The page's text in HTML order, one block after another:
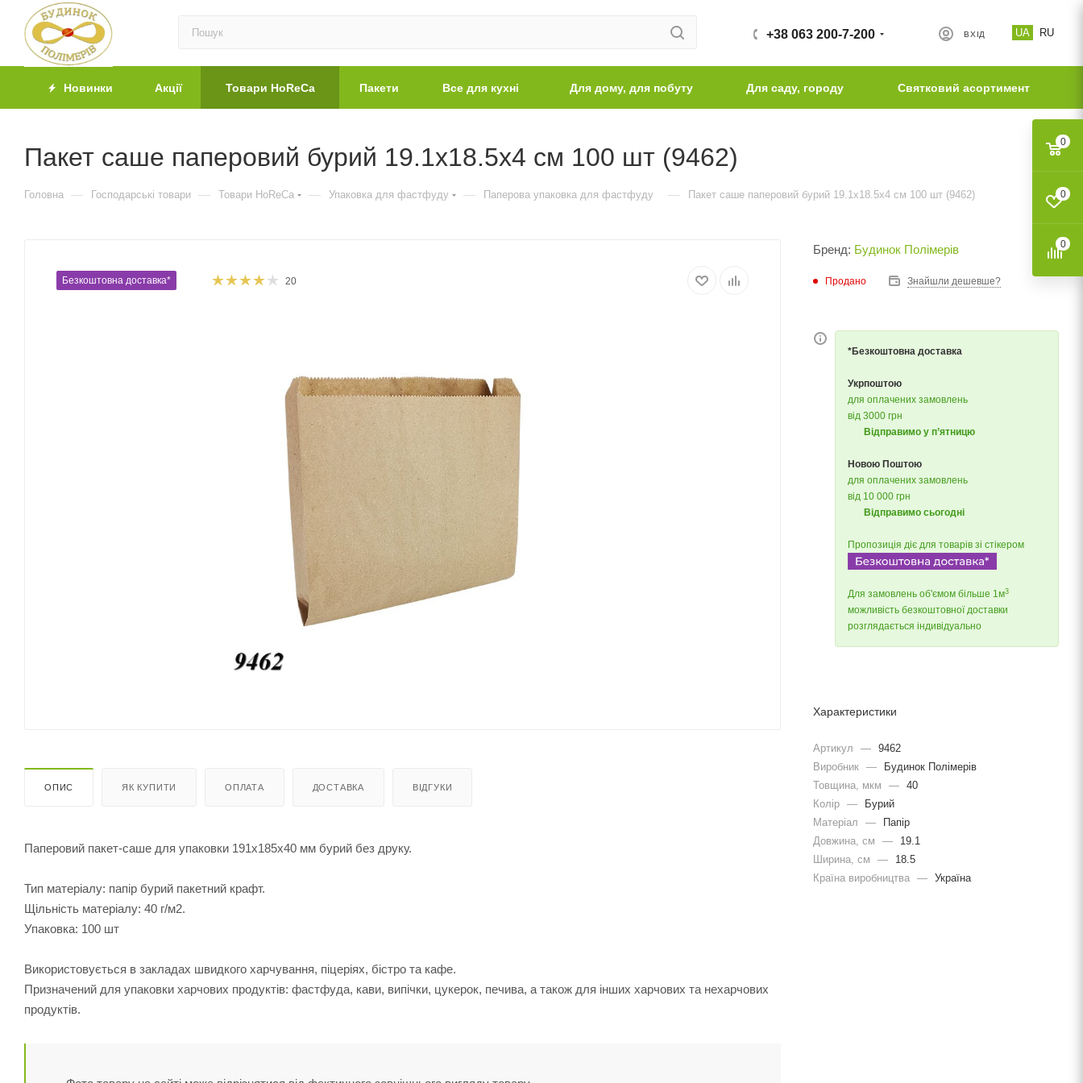
UA RU
ВХІД
+38 063 200-7-200
Новинки Акції Товари HoReCa Пакети Все для кухні Для дому, для побуту Для саду, городу Святковий асортимент
Пакет саше паперовий бурий 19.1х18.5х4 см 100 шт (9462)
Головна — Господарські товари — Товари HoReCa — Упаковка для фастфуду — Паперова упаковка для фастфуду — Пакет саше паперовий бурий 19.1х18.5х4 см 100 шт (9462)
Безкоштовна доставка* 20
ОПИС ЯК КУПИТИ ОПЛАТА ДОСТАВКА ВІДГУКИ
Паперовий пакет-саше для упаковки 191х185х40 мм бурий без друку.
Тип матеріалу: папір бурий пакетний крафт.
Щільність матеріалу: 40 г/м2.
Упаковка: 100 шт
Використовується в закладах швидкого харчування, піцеріях, бістро та кафе.
Призначений для упаковки харчових продуктів: фастфуда, кави, випічки, цукерок, печива, а також для інших харчових та нехарчових
продуктів.
Бренд: Будинок Полімерів
Продано Знайшли дешевше?
*Безкоштовна доставка
Укрпоштою
для оплачених замовлень
від 3000 грн
Відправимо у п’ятницю
Новою Поштою
для оплачених замовлень
від 10 000 грн
Відправимо сьогодні
Пропозиція діє для товарів зі стікером
Для замовлень об'ємом більше 1м3
можливість безкоштовної доставки
розглядається індивідуально
Характеристики
Артикул — 9462
Виробник —
Будинок Полімерів
Товщина, мкм
— 40
Колір —
Бурий
Матеріал
—
Папір
Довжина, cм
—
19.1
Ширина, cм
—
18.5
Країна виробництва — Україна
0
0
0